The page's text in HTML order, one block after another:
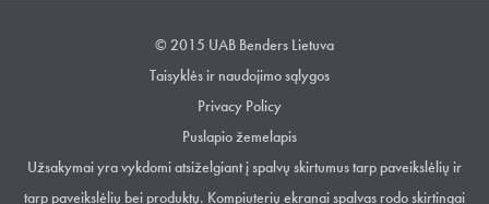
© 2015 UAB Benders Lietuva
Taisyklės ir naudojimo sąlygos
Privacy Policy
Puslapio žemelapis
Užsakymai yra vykdomi atsiželgiant į spalvų skirtumus tarp paveikslėlių ir
tarp paveikslėlių bei produktų. Kompiuterių ekranai spalvas rodo skirtingai